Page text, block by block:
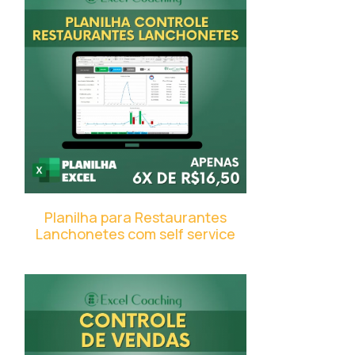
Planilha para Restaurantes
Lanchonetes com self service